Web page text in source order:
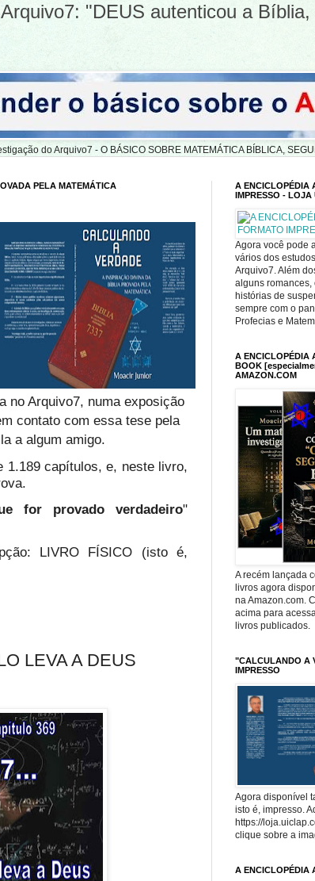
"DEUS autenticou a
do Arquivo7 - O BÁSICO SOBRE MATEMÁTICA BÍBLICA,
PELA MATEMÁTICA
no Arquivo7, numa exposição
contato com essa tese pela
a algum amigo.
1.189 capítulos, e, neste livro,
for provado verdadeiro"
LIVRO FÍSICO (isto é,
LEVA A DEUS
A ENCICLOPÉDIA
IMPRESSO - LOJA
Agora você pode
vários dos
Arquivo7. Além
alguns romances,
histórias de
sempre com o
Profecias e
A ENCICLOPÉDIA
BOOK
AMAZON.COM
A recém lançada
livros agora
na Amazon.com.
acima para
livros publicados.
"CALCULANDO A
IMPRESSO
Agora disponível
isto é, impresso.
https://
clique sobre a
A ENCICLOPÉDIA